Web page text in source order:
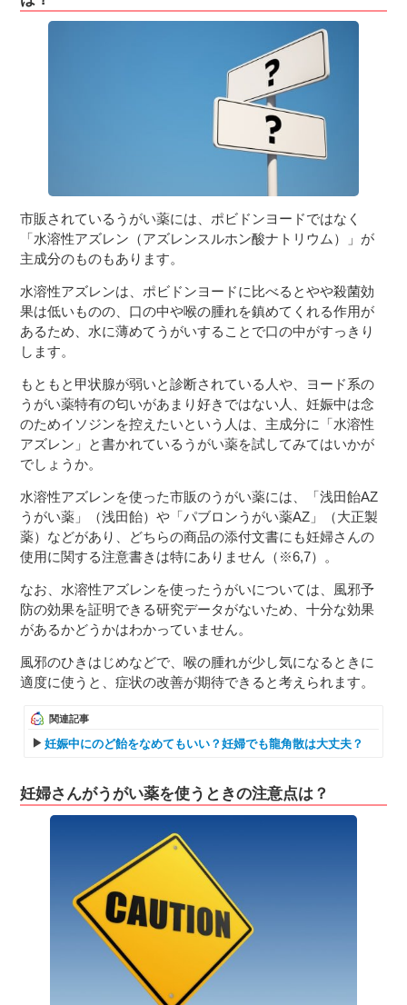
市販されているうがい薬には、ポビドンヨードではなく
「水溶性アズレン（アズレンスルホン酸ナトリウム）」が
主成分のものもあります。
水溶性アズレンは、ポビドンヨードに比べるとやや殺菌効
果は低いものの、口の中や喉の腫れを鎮めてくれる作用が
あるため、水に薄めてうがいすることで口の中がすっきり
します。
もともと甲状腺が弱いと診断されている人や、ヨード系の
うがい薬特有の匂いがあまり好きではない人、妊娠中は念
のためイソジンを控えたいという人は、主成分に「水溶性
アズレン」と書かれているうがい薬を試してみてはいかが
でしょうか。
水溶性アズレンを使った市販のうがい薬には、「浅田飴AZ
うがい薬」（浅田飴）や「パブロンうがい薬AZ」（大正製
薬）などがあり、どちらの商品の添付文書にも妊婦さんの
使用に関する注意書きは特にありません（※6,7）。
なお、水溶性アズレンを使ったうがいについては、風邪予
防の効果を証明できる研究データがないため、十分な効果
があるかどうかはわかっていません。
風邪のひきはじめなどで、喉の腫れが少し気になるときに
適度に使うと、症状の改善が期待できると考えられます。
関連記事
妊娠中にのど飴をなめてもいい？妊婦でも龍角散は大丈夫？
妊婦さんがうがい薬を使うときの注意点は？